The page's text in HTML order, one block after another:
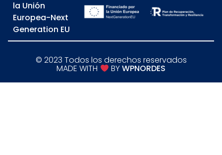
la Unión
Europea-Next
Generation EU​​
© 2023 Todos los derechos reservados
MADE WITH BYWPNORDES